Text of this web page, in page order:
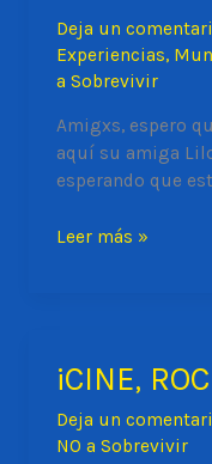
Deja un
Experiencias,
a Sobrevivir
Amigxs, espero
aquí su amiga
esperando que
¿QUÉ
NADA
HACER?
Leer más »
¡CINE,
Deja un
NO a Sobrevivir